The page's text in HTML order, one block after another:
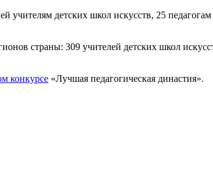
учителям детских школ искусств, 25
страны: 309 учителей детских школ
конкурсе «Лучшая педагогическая династия».